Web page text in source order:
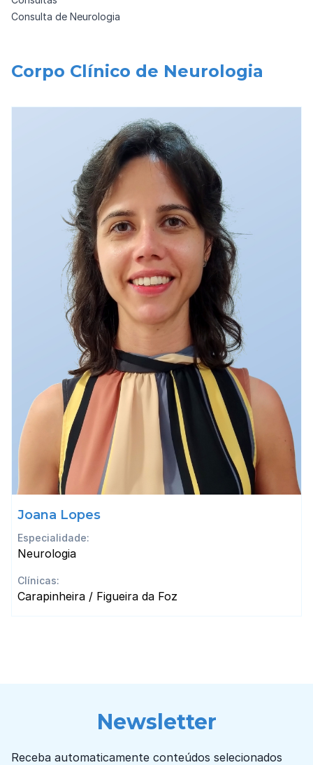
Consulta de Neurologia
Corpo Clínico de Neurologia
Joana Lopes
Especialidade:
Neurologia
Clínicas:
Carapinheira / Figueira da Foz
Newsletter
Receba automaticamente conteúdos selecionados